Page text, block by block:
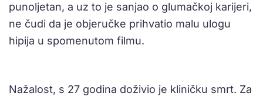
punoljetan, a uz to je sanjao o glumačkoj karijeri,
ne čudi da je objeručke prihvatio malu ulogu
hipija u spomenutom filmu.
Nažalost, s 27 godina doživio je kliničku smrt. Za